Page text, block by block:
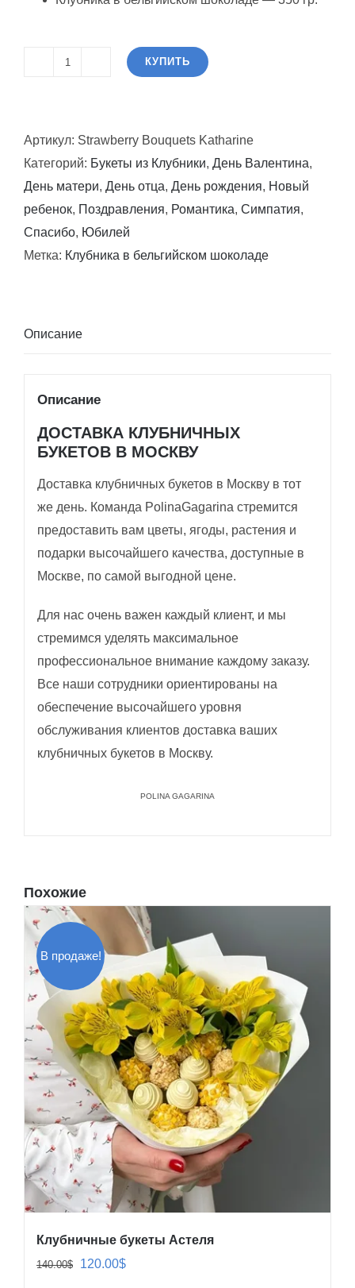
Количество
букеты
Кэтрин
КУПИТЬ
Артикул: Strawberry Bouquets Katharine
Категорий: Букеты из Клубники, День Валентина,
День матери, День отца, День рождения, Новый
ребенок, Поздравления, Романтика, Симпатия,
Спасибо, Юбилей
Метка: Клубника в бельгийском шоколаде
Описание
Описание
ДОСТАВКА КЛУБНИЧНЫХ
БУКЕТОВ В МОСКВУ
Доставка клубничных букетов в Москву в тот
же день. Команда PolinaGagarina стремится
предоставить вам цветы, ягоды, растения и
подарки высочайшего качества, доступные в
Москве, по самой выгодной цене.
Для нас очень важен каждый клиент, и мы
стремимся уделять максимальное
профессиональное внимание каждому заказу.
Все наши сотрудники ориентированы на
обеспечение высочайшего уровня
обслуживания клиентов доставка ваших
клубничных букетов в Москву.
POLINA GAGARINA
Похожие
В продаже!
Клубничные букеты Астеля
140.00$
Первоначальная
120.00$Текущая